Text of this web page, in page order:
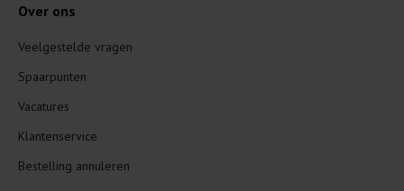
Over ons
Veelgestelde vragen
Spaarpunten
Vacatures
Klantenservice
Bestelling annuleren